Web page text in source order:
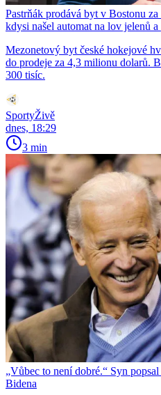
Pastrňák prodává byt v Bostonu
kdysi našel automat na lov jelenů
Mezonetový byt české hokejové
do prodeje za 4,3 milionu dolarů.
300 tisíc.
SportyŽivě
dnes, 18:29
3 min
„Vůbec to není dobré.“ Syn
Bidena